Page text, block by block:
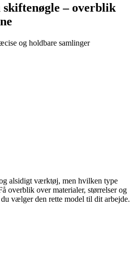
– overblik
og holdbare samlinger
alsidigt værktøj, men hvilken type
overblik over materialer, størrelser og
vælger den rette model til dit arbejde.